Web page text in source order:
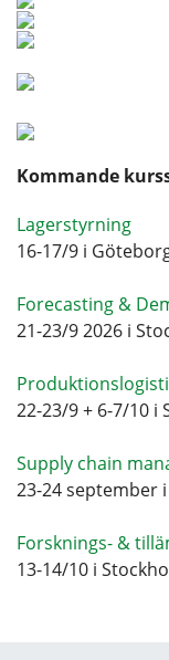
Kommande
Lagerstyrning
16-17/9 i
Forecasting &
21-23/9 2026 i
22-23/9 + 6-7/10 i
Supply chain
23-24 september
Forsknings- &
13-14/10 i